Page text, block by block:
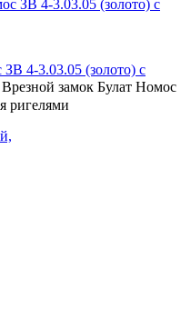
4-3.03.05 (золото) с
Врезной замок Булат Номос
ригелями